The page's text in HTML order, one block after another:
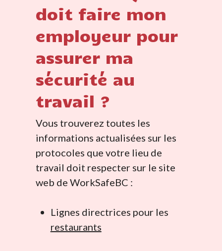
doit faire mon
employeur pour
assurer ma
sécurité au
travail ?
Vous trouverez toutes les
informations actualisées sur les
protocoles que votre lieu de
travail doit respecter sur le site
web de WorkSafeBC :
Lignes directrices pour les
restaurants